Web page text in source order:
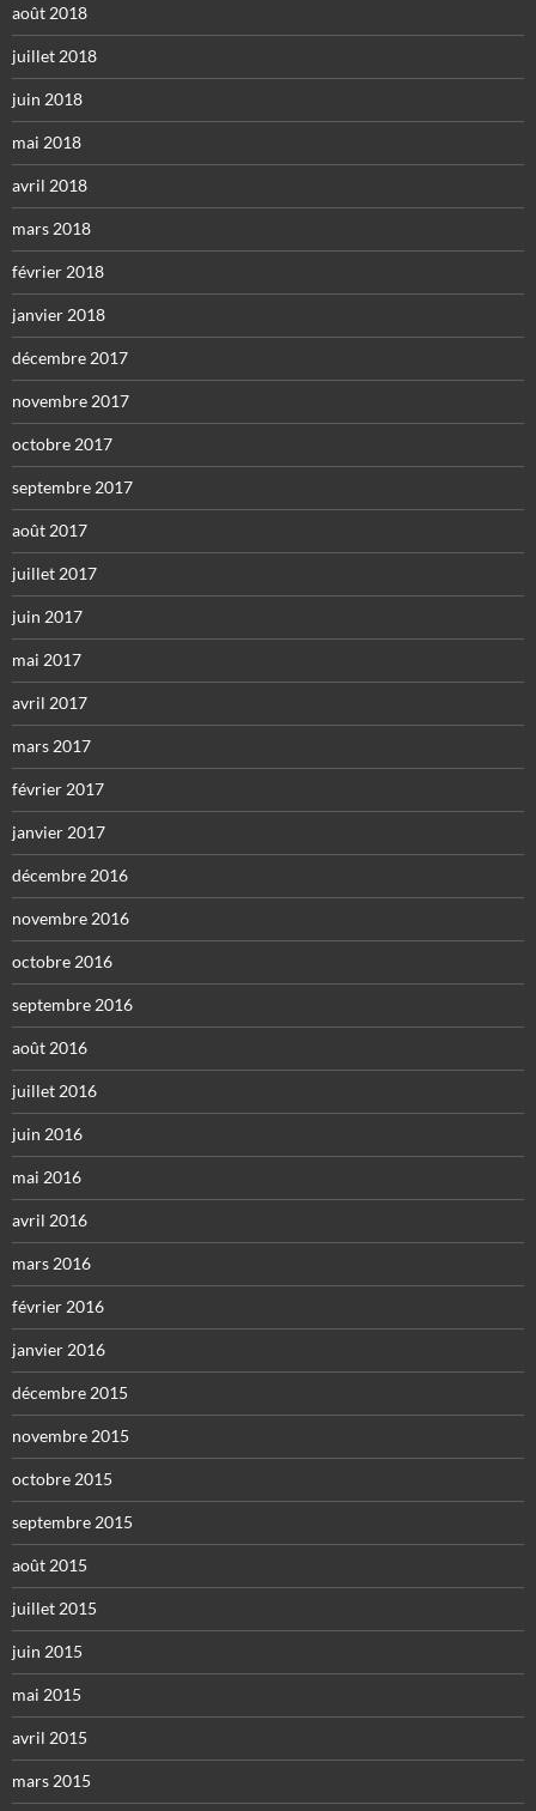
août 2018
juillet 2018
juin 2018
mai 2018
avril 2018
mars 2018
février 2018
janvier 2018
décembre 2017
novembre 2017
octobre 2017
septembre 2017
août 2017
juillet 2017
juin 2017
mai 2017
avril 2017
mars 2017
février 2017
janvier 2017
décembre 2016
novembre 2016
octobre 2016
septembre 2016
août 2016
juillet 2016
juin 2016
mai 2016
avril 2016
mars 2016
février 2016
janvier 2016
décembre 2015
novembre 2015
octobre 2015
septembre 2015
août 2015
juillet 2015
juin 2015
mai 2015
avril 2015
mars 2015